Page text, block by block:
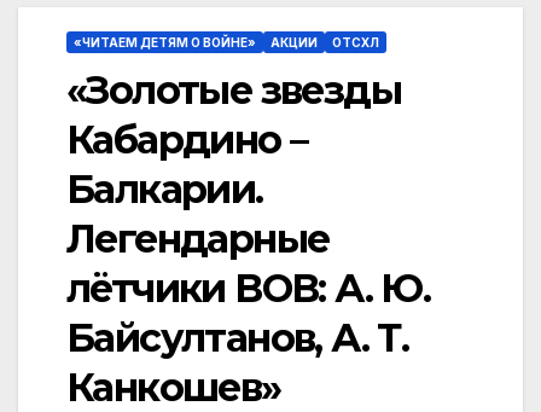
«ЧИТАЕМ ДЕТЯМ О ВОЙНЕ» АКЦИИ ОТСХЛ
«Золотые звезды
Кабардино –
Балкарии.
Легендарные
лётчики ВОВ: А. Ю.
Байсултанов, А. Т.
Канкошев»